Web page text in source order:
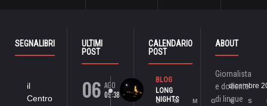
SEGNALIBRI
il
Centro
ULTIMI
POST
06 AGO
09:38
BLOG
LONG
NIGHTS
CALENDARIO
POST
dicembre
L M M G V S
ABOUT
Giornalista
e docente
di lingue